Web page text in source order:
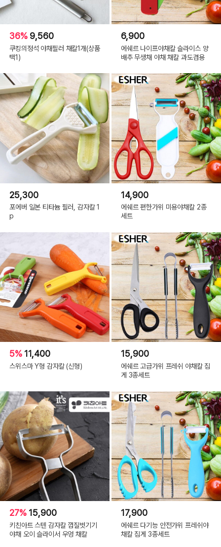
36% 9,560
쿠킹의정석 야채필러 채칼1개(상품
택1)
6,900
에쉐르 나이프야채칼 슬라이스 양
배추 무생채 야채 채칼 과도겸용
25,300
포에버 일본 티타늄 필러, 감자칼 1
p
14,900
에쉐르 편한가위 미용야채칼 2종
세트
5% 11,400
스위스마 Y형 감자칼 (신형)
15,900
에쉐르 고급가위 프레쉬 야채칼 집
게 3종세트
27% 15,900
키친아트 스텐 감자칼 껍질벗기기
야채 오이 슬라이서 우엉 채칼
17,900
에쉐르 다기능 안전가위 프레쉬야
채칼 집게 3종세트